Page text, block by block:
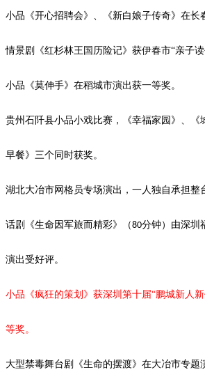
小品《开心招聘会》、《新白娘子传奇》在长
情景剧《红杉林王国历险记》获伊春市“亲子
小品 《莫伸手》在稻城市演出获一等奖。
贵州石阡县小品小戏比赛，《幸福家园》、《
早餐》三个同时获奖。
湖北大冶市网格员专场演出，一人独自承担整
话剧《生命因军旅而精彩》（80分钟）由深圳
演出受好评。
小品《疯狂的策划》获深圳第十届“鹏城新人
等奖。
大型禁毒舞台剧《生命的摆渡》 在大冶市专题